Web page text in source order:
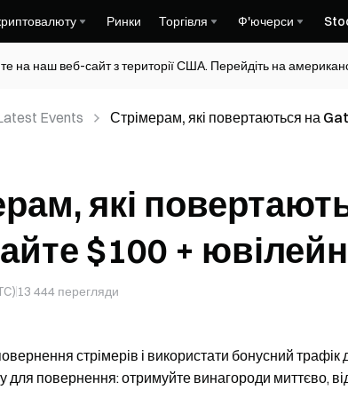
Ринки Торгівля Ф'ючерси
на наш веб-сайт з території США. Перейдіть на
Events
Стрімерам, які повертаються на
які
$100 +
13 444 перегляди
стрімерів і використати бонусний
для повернення: отримуйте винагороди миттєво,